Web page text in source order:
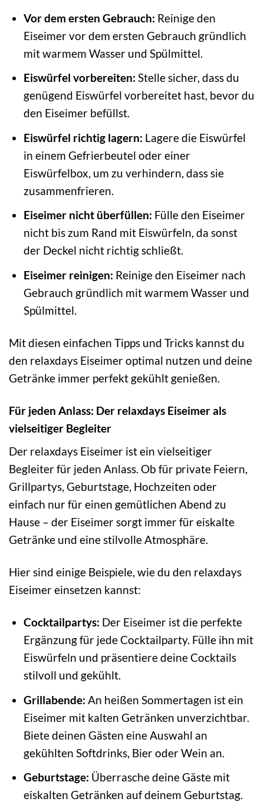
Vor dem ersten Gebrauch: Reinige den
Eiseimer vor dem ersten Gebrauch gründlich
mit warmem Wasser und Spülmittel.
Eiswürfel vorbereiten: Stelle sicher, dass du
genügend Eiswürfel vorbereitet hast, bevor du
den Eiseimer befüllst.
Eiswürfel richtig lagern: Lagere die Eiswürfel
in einem Gefrierbeutel oder einer
Eiswürfelbox, um zu verhindern, dass sie
zusammenfrieren.
Eiseimer nicht überfüllen: Fülle den Eiseimer
nicht bis zum Rand mit Eiswürfeln, da sonst
der Deckel nicht richtig schließt.
Eiseimer reinigen: Reinige den Eiseimer nach
Gebrauch gründlich mit warmem Wasser und
Spülmittel.
Mit diesen einfachen Tipps und Tricks kannst du
den relaxdays Eiseimer optimal nutzen und deine
Getränke immer perfekt gekühlt genießen.
Für jeden Anlass: Der relaxdays Eiseimer als
vielseitiger Begleiter
Der relaxdays Eiseimer ist ein vielseitiger
Begleiter für jeden Anlass. Ob für private Feiern,
Grillpartys, Geburtstage, Hochzeiten oder
einfach nur für einen gemütlichen Abend zu
Hause – der Eiseimer sorgt immer für eiskalte
Getränke und eine stilvolle Atmosphäre.
Hier sind einige Beispiele, wie du den relaxdays
Eiseimer einsetzen kannst:
Cocktailpartys: Der Eiseimer ist die perfekte
Ergänzung für jede Cocktailparty. Fülle ihn mit
Eiswürfeln und präsentiere deine Cocktails
stilvoll und gekühlt.
Grillabende: An heißen Sommertagen ist ein
Eiseimer mit kalten Getränken unverzichtbar.
Biete deinen Gästen eine Auswahl an
gekühlten Softdrinks, Bier oder Wein an.
Geburtstage: Überrasche deine Gäste mit
eiskalten Getränken auf deinem Geburtstag.